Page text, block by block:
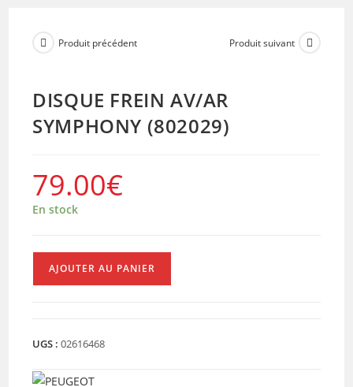
Produit précédent Produit suivant
DISQUE FREIN AV/AR
SYMPHONY (802029)
79.00€
En stock
AV/AR
(802029)
AJOUTER AU PANIER
UGS :02616468